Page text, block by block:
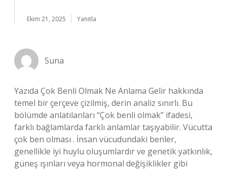
Ekim 21, 2025 Yanıtla
Suna
Yazıda Çok Benli Olmak Ne Anlama Gelir hakkında
temel bir çerçeve çizilmiş, derin analiz sınırlı. Bu
bölümde anlatılanları “Çok benli olmak” ifadesi,
farklı bağlamlarda farklı anlamlar taşıyabilir. Vücutta
çok ben olması . İnsan vücudundaki benler,
genellikle iyi huylu oluşumlardır ve genetik yatkınlık,
güneş ışınları veya hormonal değişiklikler gibi